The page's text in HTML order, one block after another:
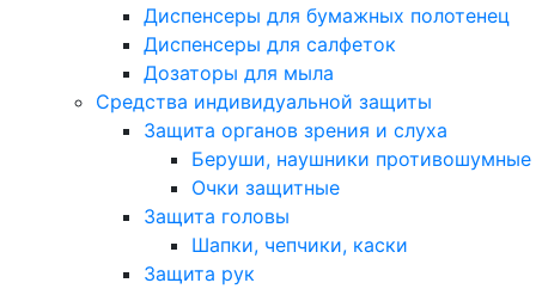
Диспенсеры для бумажных полотенец
Диспенсеры для салфеток
Дозаторы для мыла
Средства индивидуальной защиты
Защита органов зрения и слуха
Беруши, наушники противошумные
Очки защитные
Защита головы
Шапки, чепчики, каски
Защита рук